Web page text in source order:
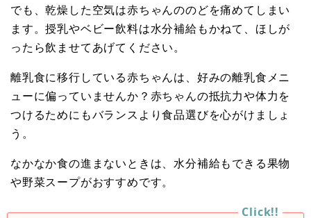
でも、乾燥した空気は赤ちゃんののどを痛めてしまい
ます。授乳やベビー飲料は水分補給もかねて、ほしが
ったら飲ませてあげてください。
離乳食に移行している赤ちゃんは、好みの離乳食メニ
ューに偏っていませんか？赤ちゃんの抵抗力や体力を
つけるためにもバランスより食品選びを心がけましょ
う。
なかなか食の進まないときは、水分補給もできる果物
や野菜スープがおすすめです。